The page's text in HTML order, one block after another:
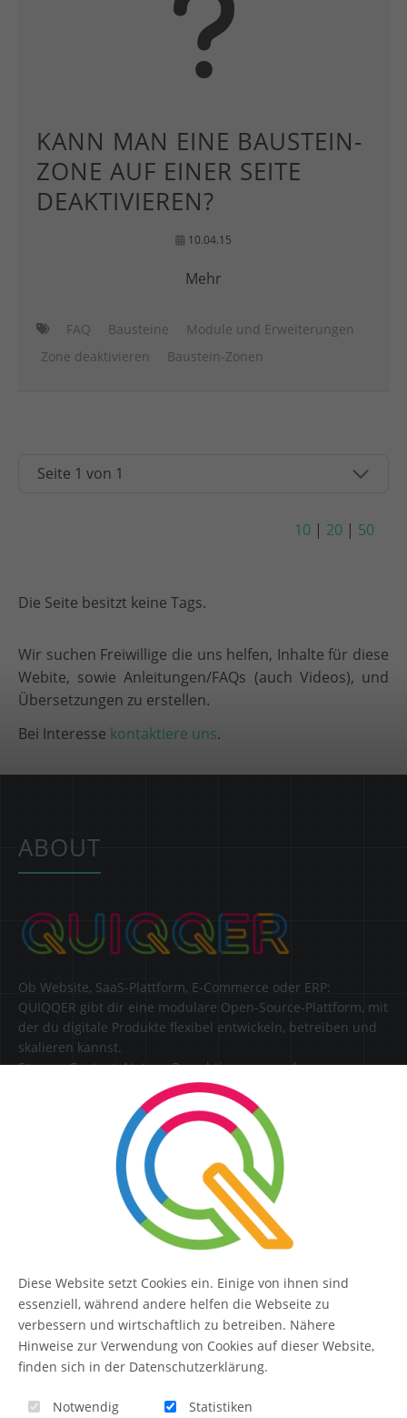
KANN MAN EINE BAUSTEIN-
ZONE AUF EINER SEITE
DEAKTIVIEREN?
10.04.15
Mehr
FAQ Bausteine
Module und Erweiterungen
Zone deaktivieren
Baustein-Zonen
10 | 20 | 50
Die Seite besitzt keine Tags.
Wir suchen Freiwillige die uns helfen, Inhalte für diese
Webite, sowie Anleitungen/FAQs (auch Videos), und
Übersetzungen zu erstellen.
Bei Interesse kontaktiere uns.
ABOUT
Ob Website, SaaS-Plattform, E-Commerce oder ERP:
QUIQQER gibt dir eine modulare Open-Source-Plattform, mit
der du digitale Produkte flexibel entwickeln, betreiben und
skalieren kannst.
Steuere Content, Nutzer, Berechtigungen und
Erweiterungen zentral in einer Lösung.
QUIQQER
Themen-Übersicht
Diese Website setzt Cookies ein. Einige von ihnen sind
essenziell, während andere helfen die Webseite zu
verbessern und wirtschaftlich zu betreiben. Nähere
Hinweise zur Verwendung von Cookies auf dieser Website,
finden sich in der Datenschutzerklärung.
Notwendig Statistiken